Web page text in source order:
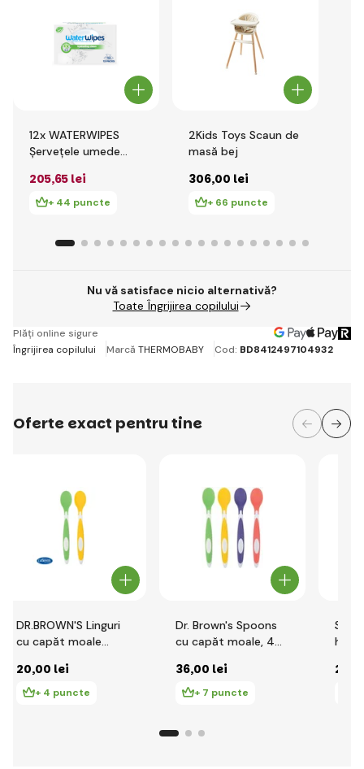
12x WATERWIPES
Șervețele umede
plastic 60 buc ( 720
buc )
205,65 lei
+ 44 puncte
2Kids Toys Scaun de
masă bej
306,00 lei
+ 66 puncte
Nu vă satisface nicio alternativă?
Toate Îngrijirea copilului
Plăți online sigure
Îngrijirea copilului
Marcă THERMOBABY Cod: BD8412497104932
Oferte exact pentru tine
DR.BROWN'S Linguri
cu capăt moale
galben și verde
20,00 lei
+ 4 puncte
Dr. Brown's Spoons
cu capăt moale, 4
36,00 lei
+ 7 puncte
Set
29